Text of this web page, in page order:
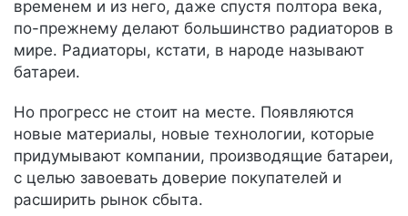
временем и из него, даже спустя полтора века,
по-прежнему делают большинство радиаторов в
мире. Радиаторы, кстати, в народе называют
батареи.
Но прогресс не стоит на месте. Появляются
новые материалы, новые технологии, которые
придумывают компании, производящие батареи,
с целью завоевать доверие покупателей и
расширить рынок сбыта.